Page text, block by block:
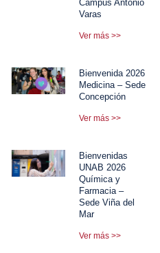
Campus Antonio
Varas
Ver más >>
Bienvenida 2026
Medicina – Sede
Concepción
Ver más >>
Bienvenidas
UNAB 2026
Química y
Farmacia –
Sede Viña del
Mar
Ver más >>